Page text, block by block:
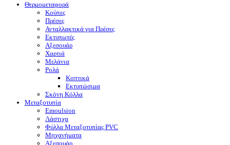
Θερμομεταφορά
Κούπες
Πρέσες
Ανταλλακτικά για Πρέσες
Εκτυπωτές
Αξεσουάρ
Χαρτιά
Μελάνια
Ρολά
Κοπτικά
Εκτυπώσιμα
Σκόνη Κόλλα
Μεταξοτυπία
Emoulsion
Λάστιχα
Φύλλα Μεταξοτυπίας PVC
Μηχανήματα
Αξεσουάρ